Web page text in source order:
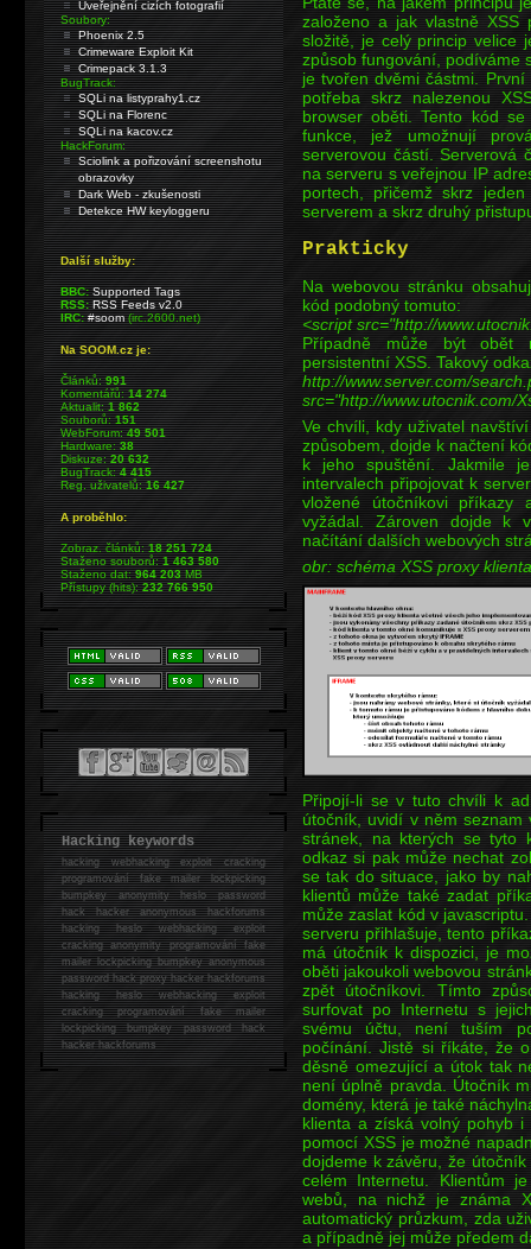
založeno a jak vlastně XSS
složitě, je celý princip velice
způsob fungování, podíváme
je tvořen dvěmi částmi.
potřeba skrz nalezenou
browser oběti. Tento kód
funkce, jež umožnují
serverovou částí. Serverová
na serveru s veřejnou IP
portech, přičemž skrz
serverem a skrz druhý
Prakticky
Na webovou stránku
kód podobný tomuto:
<script src="http://
Případně může být obět
persistentní XSS. Takový
http://www.server.com/
src="http://www.utocnik.com/
Ve chvíli, kdy uživatel
způsobem, dojde k načtení
k jeho spuštění. Jakmile
intervalech připojovat k
vložené útočníkovi
vyžádal. Zároven dojde k
načítání dalších webových
obr: schéma XSS proxy
Připojí-li se v tuto chvíli k
útočník, uvidí v něm seznam
stránek, na kterých se tyto
odkaz si pak může nechat
se tak do situace, jako by
klientů může také zadat
může zaslat kód v
serveru přihlašuje, tento
má útočník k dispozici, je
oběti jakoukoli webovou
zpět útočníkovi. Tímto
surfovat po Internetu s
svému účtu, není tuším
počínání. Jistě si říkáte, že
děsně omezující a útok tak
není úplně pravda. Útočník
domény, která je také
klienta a získá volný pohyb
pomocí XSS je možné
dojdeme k závěru, že
celém Internetu. Klientům
webů, na nichž je známa
automatický průzkum, zda
a případně jej může předem
Uveřejnění cizích fotografií
Soubory:
Phoenix 2.5
Crimeware Exploit Kit
Crimepack 3.1.3
BugTrack:
SQLi na listyprahy1.cz
SQLi na Florenc
SQLi na kacov.cz
HackForum:
Sciolink a pořizování screenshotu
obrazovky
Dark Web - zkušenosti
Detekce HW keyloggeru
Další služby:
BBC: Supported Tags
RSS: RSS Feeds v2.0
IRC: #soom(irc.2600.net)
Na SOOM.cz je:
Článků:991
Komentářů:14 274
Aktualit:1 862
Souborů:151
WebForum:49 501
Hardware:38
Diskuze:20 632
BugTrack:4 415
Reg. uživatelů:16 427
A proběhlo:
Zobraz. článků:18 251 724
Staženo souborů:1 463 580
Staženo dat:964 203MB
Přístupy (hits):232 766 950
Hacking keywords
hackingwebhacking exploit cracking
programování fake mailer lockpicking
bumpkey anonymity heslo password
hackhacker anonymous hackforums
hackingheslo webhacking exploit
cracking anonymity programování fake
mailer lockpicking bumpkey anonymous
password hack proxy hacker hackforums
hacking heslo webhacking exploit
cracking programování fake mailer
lockpicking bumpkey password hack
hackerhackforums